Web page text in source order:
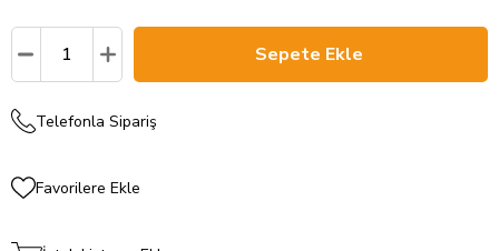
Telefonla Sipariş
Favorilere Ekle